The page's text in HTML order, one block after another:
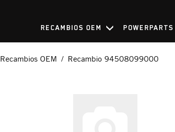
RECAMBIOS OEM POWERPARTS
Recambios OEM Recambio 94508099000